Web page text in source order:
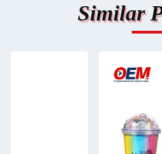
Similar